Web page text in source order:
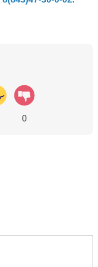
0